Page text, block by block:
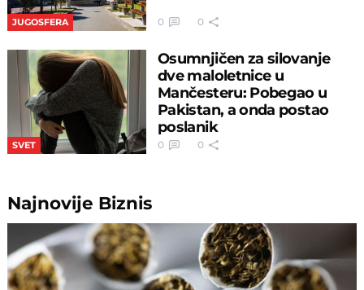
JUGOSFERA 0 0
SVET
Osumnjičen za silovanje
dve maloletnice u
Mančesteru: Pobegao u
Pakistan, a onda postao
poslanik
0 0
Najnovije Biznis